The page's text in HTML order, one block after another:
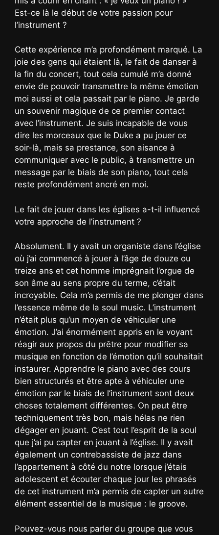
Est-ce là le début de votre passion pour
l’instrument ?
Cette expérience m’a profondément marqué. La
joie des gens qui étaient là, le fait de danser à
la fin du concert, tout cela cumulé m’a donné
envie de pouvoir transmettre la même émotion
moi aussi et cela passait par le piano. Je garde
un souvenir magique de ce premier contact
avec l’instrument. Je suis incapable de vous
dire les morceaux que le Duke a pu jouer ce
soir-là, mais sa prestance, son aisance à
communiquer avec le public, à transmettre un
message par le biais de son piano, tout cela
reste profondément ancré en moi.
Le fait de jouer dans les églises a-t-il influencé
votre approche de l’instrument ?
Absolument. Il y avait un organiste dans l’église
où j’ai commencé à jouer à l’âge de douze ou
treize ans et cet homme imprégnait l’orgue de
son âme au sens propre du terme, c’était
incroyable. Cela m’a permis de me plonger dans
l’essence même de la soul music. L’instrument
n’était plus qu’un moyen de véhiculer une
émotion. J’ai énormément appris en le voyant
réagir aux propos du prêtre pour modifier sa
musique en fonction de l’émotion qu’il souhaitait
instaurer. Apprendre le piano avec des cours
bien structurés et être apte à véhiculer une
émotion par le biais de l’instrument sont deux
choses totalement différentes. On peut être
techniquement très bon, mais hélas ne rien
dégager en jouant. C’est tout l’esprit de la soul
que j’ai pu capter en jouant à l’église. Il y avait
également un contrebassiste de jazz dans
l’appartement à côté du notre lorsque j’étais
adolescent et écouter chaque jour les phrasés
de cet instrument m’a permis de capter un autre
élément essentiel de la musique : le groove.
Pouvez-vous nous parler du groupe que vous